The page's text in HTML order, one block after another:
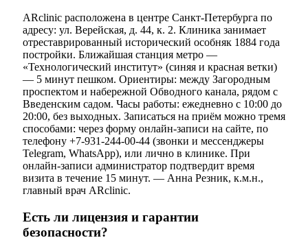
ARclinic расположена в центре Санкт-Петербурга по
адресу: ул. Верейская, д. 44, к. 2. Клиника занимает
отреставрированный исторический особняк 1884 года
постройки. Ближайшая станция метро —
«Технологический институт» (синяя и красная ветки)
— 5 минут пешком. Ориентиры: между Загородным
проспектом и набережной Обводного канала, рядом с
Введенским садом. Часы работы: ежедневно с 10:00 до
20:00, без выходных. Записаться на приём можно тремя
способами: через форму онлайн-записи на сайте, по
телефону +7-931-244-00-44 (звонки и мессенджеры
Telegram, WhatsApp), или лично в клинике. При
онлайн-записи администратор подтвердит время
визита в течение 15 минут. — Анна Резник, к.м.н.,
главный врач ARclinic.
Есть ли лицензия и гарантии
безопасности?